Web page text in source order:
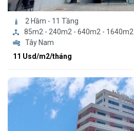
2 Hầm - 11 Tầng
85m2 - 240m2 - 640m2 - 1640m2
Tây Nam
11 Usd/m2/tháng